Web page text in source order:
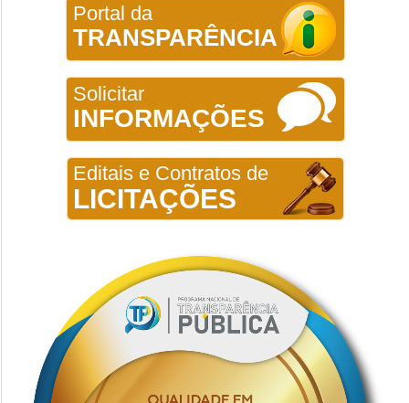
Portal da
TRANSPARÊNCIA
Solicitar
INFORMAÇÕES
Editais e Contratos de
LICITAÇÕES